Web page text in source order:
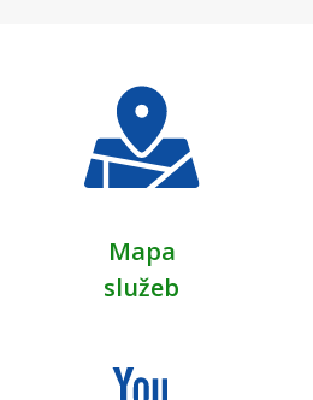
Mapa
služeb